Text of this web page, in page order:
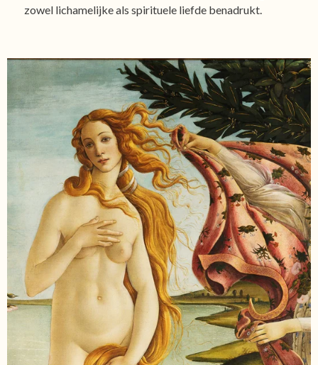
zowel lichamelijke als spirituele liefde benadrukt.